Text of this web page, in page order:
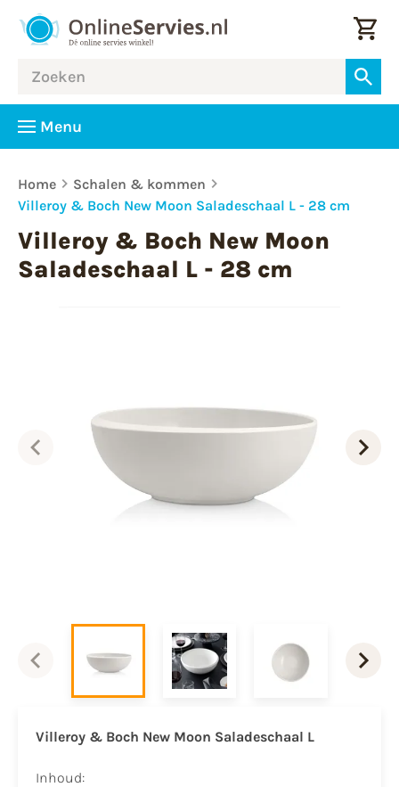
Menu
Home
Schalen & kommen
Villeroy & Boch New Moon Saladeschaal L - 28 cm
Villeroy & Boch New Moon
Saladeschaal L - 28 cm
Villeroy & Boch New Moon Saladeschaal L
Inhoud: